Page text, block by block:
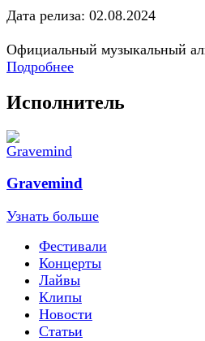
Дата релиза: 02.08.2024
Официальный музыкальный
Подробнее
Исполнитель
Gravemind
Узнать больше
Фестивали
Концерты
Лайвы
Клипы
Новости
Статьи